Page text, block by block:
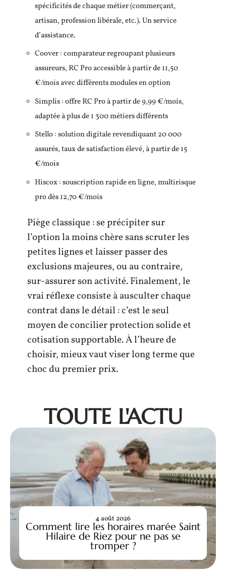
spécificités de chaque métier (commerçant,
artisan, profession libérale, etc.). Un service
d’assistance.
Coover : comparateur regroupant plusieurs
assureurs, RC Pro accessible à partir de 11,50
€/mois avec différents modules en option
Simplis : offre RC Pro à partir de 9,99 €/mois,
adaptée à plus de 1 300 métiers différents
Stello : solution digitale revendiquant 20 000
assurés, taux de satisfaction élevé, à partir de 15
€/mois
Hiscox : souscription rapide en ligne, multirisque
pro dès 12,70 €/mois
Piège classique : se précipiter sur
l’option la moins chère sans scruter les
petites lignes et laisser passer des
exclusions majeures, ou au contraire,
sur-assurer son activité. Finalement, le
vrai réflexe consiste à ausculter chaque
contrat dans le détail : c’est le seul
moyen de concilier protection solide et
cotisation supportable. À l’heure de
choisir, mieux vaut viser long terme que
choc du premier prix.
TOUTE L'ACTU
Comment lire les horaires marée Saint
Hilaire de Riez pour ne pas se
tromper ?
4 août 2026